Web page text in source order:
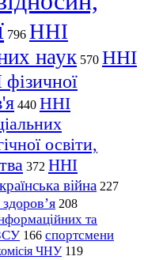
796 ННІ
наук 570 ННІ
440 ННІ
освіти,
372 ННІ
війна 227
208
та
166 спортсмени
ЧНУ 119